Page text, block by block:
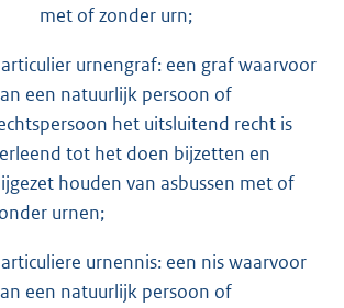
met of zonder urn;
urnengraf: een graf waarvoor
een natuurlijk persoon of
het uitsluitend recht is
tot het doen bijzetten en
houden van asbussen met of
urnen;
urnennis: een nis waarvoor
een natuurlijk persoon of